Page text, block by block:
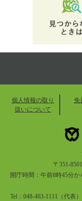
個人情報の取り
扱いについて
免
〒351-
開庁時間：午前8時45分
Tel：048-463-1111（代